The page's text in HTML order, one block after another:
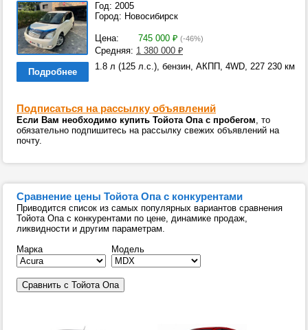
Год: 2005
Город: Новосибирск
Цена: 745 000 ₽ (-46%)
Средняя: 1 380 000 ₽
Подробнее
1.8 л (125 л.с.), бензин, АКПП, 4WD, 227 230 км
Подписаться на рассылку объявлений
Если Вам необходимо купить Тойота Опа с пробегом, то
обязательно подпишитесь на рассылку свежих объявлений на
почту.
Сравнение цены Тойота Опа с конкурентами
Приводится список из самых популярных вариантов сравнения
Тойота Опа с конкурентами по цене, динамике продаж,
ликвидности и другим параметрам.
Марка
Модель